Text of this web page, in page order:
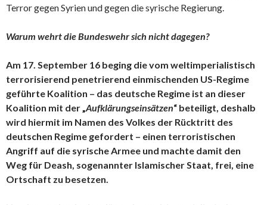
Terror gegen Syrien und gegen die syrische Regierung.
Warum wehrt die Bundeswehr sich nicht dagegen?
Am 17. September 16 beging die vom weltimperialistisch
terrorisierend penetrierend einmischenden US-Regime
geführte Koalition – das deutsche Regime ist an dieser
Koalition mit der „Aufklärungseinsätzen“ beteiligt, deshalb
wird hiermit im Namen des Volkes der Rücktritt des
deutschen Regime gefordert – einen terroristischen
Angriff auf die syrische Armee und machte damit den
Weg für Deash, sogenannter Islamischer Staat, frei, eine
Ortschaft zu besetzen.